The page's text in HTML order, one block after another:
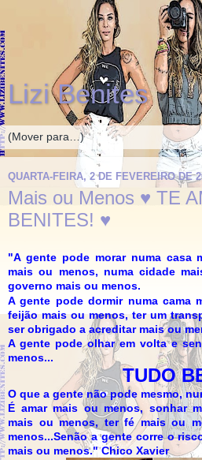
Lizi Benites
QUARTA-FEIRA, 2 DE FEVEREIRO DE
Mais ou Menos ♥ TE
BENITES! ♥
"A gente pode morar numa casa
mais ou menos, numa cidade
governo mais ou menos.
A gente pode dormir numa cama
feijão mais ou menos, ter um
ser obrigado a acreditar mais ou
A gente pode olhar em volta e
menos...
TUDO
O que a gente não pode mesmo,
É amar mais ou menos, sonhar
mais ou menos, ter fé mais ou
menos...Senão a gente corre o
mais ou menos." Chico Xavier